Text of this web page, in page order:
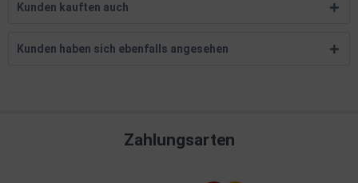
Kunden kauften auch
Kunden haben sich ebenfalls angesehen
Zahlungsarten